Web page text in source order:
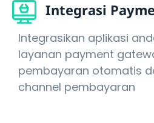
Integrasi
Integrasikan aplikasi
layanan payment
pembayaran otomatis
channel pembayaran